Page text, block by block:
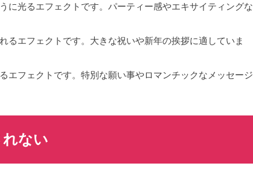
に光るエフェクトです。パーティー感やエキサイティングな
るエフェクトです。大きな祝いや新年の挨拶に適していま
エフェクトです。特別な願い事やロマンチックなメッセージ
ない